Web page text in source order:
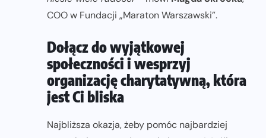
COO w Fundacji „Maraton Warszawski”.
Dołącz do wyjątkowej
społeczności i wesprzyj
organizację charytatywną, która
jest Ci bliska
Najbliższa okazja, żeby pomóc najbardziej